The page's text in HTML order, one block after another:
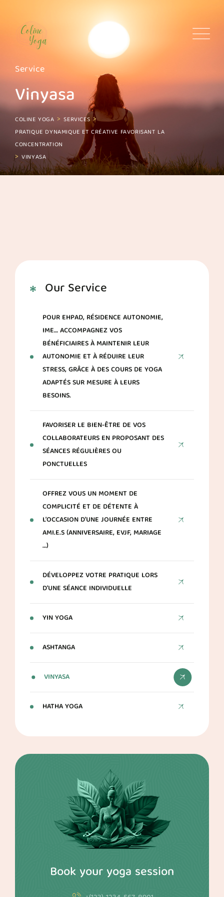
content
Service
Vinyasa
COLINE YOGA >SERVICES>
PRATIQUE DYNAMIQUE ET CRÉATIVE FAVORISANT LA
CONCENTRATION
>VINYASA
Our Service
POUR EHPAD, RÉSIDENCE AUTONOMIE,
IME… ACCOMPAGNEZ VOS
BÉNÉFICIAIRES À MAINTENIR LEUR
AUTONOMIE ET À RÉDUIRE LEUR
STRESS, GRÂCE À DES COURS DE YOGA
ADAPTÉS SUR MESURE À LEURS
BESOINS.
FAVORISER LE BIEN-ÊTRE DE VOS
COLLABORATEURS EN PROPOSANT DES
SÉANCES RÉGULIÈRES OU
PONCTUELLES
OFFREZ VOUS UN MOMENT DE
COMPLICITÉ ET DE DÉTENTE À
L’OCCASION D’UNE JOURNÉE ENTRE
AMI.E.S (ANNIVERSAIRE, EVJF, MARIAGE
…)
DÉVELOPPEZ VOTRE PRATIQUE LORS
D’UNE SÉANCE INDIVIDUELLE
YIN YOGA
ASHTANGA
VINYASA
HATHA YOGA
Book your yoga session